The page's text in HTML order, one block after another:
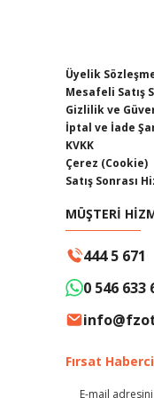
Üyelik
Mesafeli Satış
Gizlilik ve
İptal ve İade
KVKK
Çerez (Cookie)
Satış Sonrası
MÜŞTERİ
444 5 671
0 546 633
Fırsat